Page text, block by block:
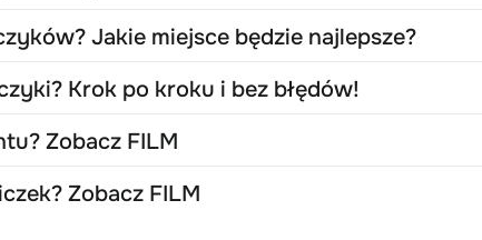
Jakie miejsce będzie najlepsze?
Krok po kroku i bez błędów!
Zobacz FILM
Zobacz FILM